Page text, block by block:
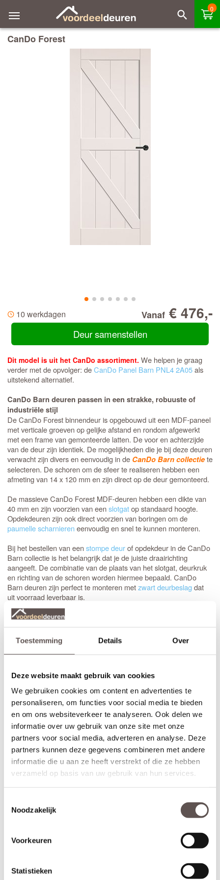
Toestemming Details Over
Deze website maakt gebruik van cookies
We gebruiken cookies om content en advertenties te
personaliseren, om functies voor social media te bieden
en om ons websiteverkeer te analyseren. Ook delen we
informatie over uw gebruik van onze site met onze
partners voor social media, adverteren en analyse. Deze
partners kunnen deze gegevens combineren met andere
informatie die u aan ze heeft verstrekt of die ze hebben
verzameld op basis van uw gebruik van hun services.
Noodzakelijk
Voorkeuren
Statistieken
0
CanDo Forest
10 werkdagen Vanaf € 476,-
Deur samenstellen
Dit model is uit het CanDo assortiment. We helpen je graag
verder met de opvolger: deCanDo Panel Barn PNL4 2A05als
uitstekend alternatief.
CanDo Barn deuren passen in een strakke, robuuste of
industriële stijl
De CanDo Forest binnendeur is opgebouwd uit een MDF-paneel
met verticale groeven op gelijke afstand en rondom afgewerkt
met een frame van gemonteerde latten. De voor en achterzijde
van de deur zijn identiek. De mogelijkheden die je bij deze deuren
verwacht zijn divers en eenvoudig in de CanDo Barn collectiete
selecteren. De schoren om de sfeer te realiseren hebben een
afmeting van 14 x 120 mm en zijn direct op de deur gemonteerd.
De massieve CanDo Forest MDF-deuren hebben een dikte van
40 mm en zijn voorzien van eenslotgatop standaard hoogte.
Opdekdeuren zijn ook direct voorzien van boringen om de
paumelle scharnieren eenvoudig en snel te kunnen monteren.
Bij het bestellen van eenstompe deurof opdekdeur in de CanDo
Barn collectie is het belangrijk dat je de juiste draairichting
aangeeft. De combinatie van de plaats van het slotgat, deurkruk
en richting van de schoren worden hiermee bepaald. CanDo
Barn deuren zijn perfect te monteren metzwart deurbeslagdat
uit voorraad leverbaar is.
Zelf passend maken of op maat bestellen
Stompe CanDo Forest deuren zijn aan beide deurstijlen, en de
bovendorpel 10 mm in te korten. Aan de onderzijde is deze deur
zelfs 60 mm in te korten. Eenopdekdeur
is door de opdekranden
alleen aan de onderzijde 60 mm in te korten. De garantie van 10
Maatwerk is mogelijk als de gewenste afmeting meer afwijkt dan
de aangegeven marges of als je kiest voor het gemak van deuren
op maat. De prijs en keuze voor maatwerk zijn zichtbaar onder de
beschikbare afmetingen. De levertijd voor maatwerkdeuren is 29
werkdagen.
Thuisbezorgd in slechts 5 werkdagen
(Bewerkingen zoals een extra schuifdeursysteem verlengt de
levertijd met 3 werkdagen)
Let op!
en uitvoering. De CanDo Forest deur heeft een deelbewerking en
kan niet geruild, geannuleerd of retour gebracht worden.
Materiaal: MDF